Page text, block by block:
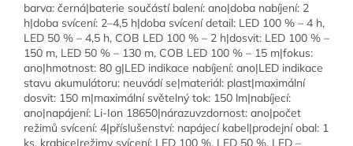
barva: černá|baterie součástí balení: ano|doba nabíjení: 2
h|doba svícení: 2–4,5 h|doba svícení detail: LED 100 % – 4 h,
LED 50 % – 4,5 h, COB LED 100 % – 2 h|dosvit: LED 100 % –
150 m, LED 50 % – 130 m, COB LED 100 % – 15 m|fokus:
ano|hmotnost: 80 g|LED indikace nabíjení: ano|LED indikace
stavu akumulátoru: neuvádí se|materiál: plast|maximální
dosvit: 150 m|maximální světelný tok: 150 lm|nabíjecí:
ano|napájení: Li-Ion 18650|nárazuvzdornost: ano|počet
režimů svícení: 4|příslušenství: napájecí kabel|prodejní obal: 1